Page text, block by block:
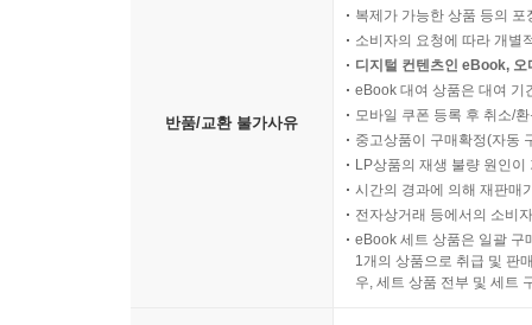
반품/교환 불가사유
복제가 가능한 상품 등의
소비자의 요청에 따라 개별
디지털 컨텐츠인 eBook,
eBook 대여 상품은 대여 기
모바일 쿠폰 등록 후 취소/
중고상품이 구매확정(자동
LP상품의 재생 불량 원인
시간의 경과에 의해 재판매
전자상거래 등에서의 소비
eBook 세트 상품은 일괄 구
1개의 상품으로 취급 및 판
우, 세트 상품 전부 및 세트